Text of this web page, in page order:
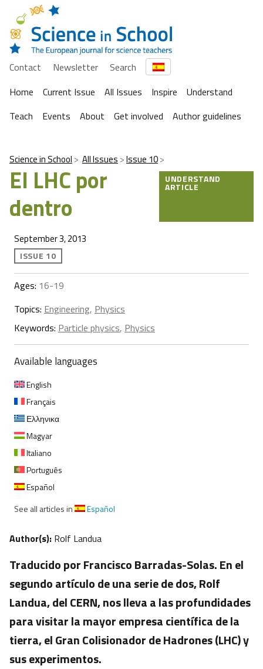
Contact Newsletter
Search
Home
Current Issue All Issues Inspire
Understand
Teach
Events About Get involved Author guidelines
Science in School All Issues Issue 10
El LHC por
dentro
UNDERSTAND
ARTICLE
September 3, 2013
ISSUE 10
Ages: 16-19
Topics: Engineering, Physics
Keywords: Particle physics, Physics
Available languages
English
Français
Ελληνικα
Magyar
Italiano
Português
Español
See all articles in
Español
Author(s): Rolf Landua
Traducido por Francisco Barradas-Solas. En el
segundo artículo de una serie de dos, Rolf
Landua, del CERN, nos lleva a las profundidades
para visitar la mayor empresa científica de la
tierra, el Gran Colisionador de Hadrones (LHC) y
sus experimentos.